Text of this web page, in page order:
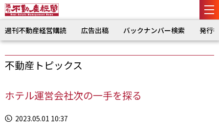
週刊不動産経営購読 広告出稿 バックナンバー検索 発行
不動産トピックス
ホテル運営会社次の一手を探る
2023.05.01 10:37